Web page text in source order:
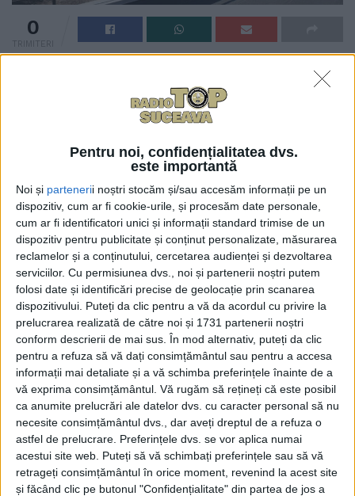
Pentru noi, confidențialitatea dvs.
este importantă
Noi și partenerii noștri stocăm și/sau accesăm informații pe un
dispozitiv, cum ar fi cookie-urile, și procesăm date personale,
cum ar fi identificatori unici și informații standard trimise de un
dispozitiv pentru publicitate și conținut personalizate, măsurarea
reclamelor și a conținutului, cercetarea audienței și dezvoltarea
serviciilor. Cu permisiunea dvs., noi și partenerii noștri putem
folosi date și identificări precise de geolocație prin scanarea
dispozitivului. Puteți da clic pentru a vă da acordul cu privire la
prelucrarea realizată de către noi și 1731 partenerii noștri
conform descrierii de mai sus. În mod alternativ, puteți da clic
pentru a refuza să vă dați consimțământul sau pentru a accesa
informații mai detaliate și a vă schimba preferințele înainte de a
vă exprima consimțământul. Vă rugăm să rețineți că este posibil
ca anumite prelucrări ale datelor dvs. cu caracter personal să nu
necesite consimțământul dvs., dar aveți dreptul de a refuza o
astfel de prelucrare. Preferințele dvs. se vor aplica numai
acestui site web. Puteți să vă schimbați preferințele sau să vă
retrageți consimțământul în orice moment, revenind la acest site
și făcând clic pe butonul "Confidențialitate" din partea de jos a
0
TRIMITERI
Cupă Mondială la alergare montană. Primarul Mihăiță
Negură a spus că, pe 3 mai, Cîmpulung Moldovenesc
România, odată cu deschiderea WMRA World Cup,
circuit de alergare montană care se desfășoară în
2025 pe trei continente și în opt țări – România, Italia,
Polonia, SUA, China, Franța, Elveția, Slovenia.
Primarul a adăugat: ”Circuitul este organizat de
World Mountain Running Association, organism care
guvernează, alături de World Athletics, alergarea
montană la nivel global, informează organizatorii prin
intermediul unui comunicat de presă. Atleți de elită
din 12 țări și-au anunțat deja prezența la
evenimentul care oferă premii în valoare de 7.000
euro”.
Tags: alergare montană Cîmpulung Moldovenesc
Mihăiță Negură